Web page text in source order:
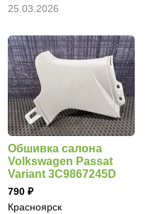
25.03.2026
Обшивка салона
Volkswagen Passat
Variant 3C9867245D
790
Красноярск